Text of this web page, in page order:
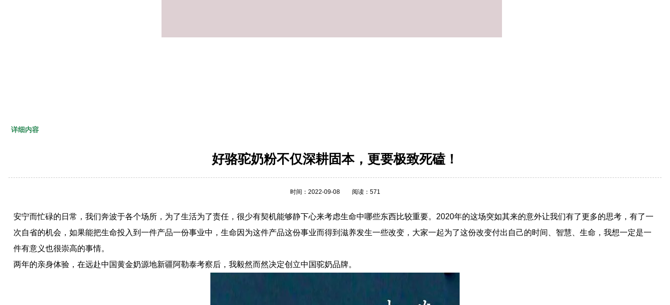
详细内容
好骆驼奶粉不仅深耕固本，更要极致死磕！
时间：2022-09-08 阅读：571
安宁而忙碌的日常，我们奔波于各个场所，为了生活为了责任，很少有契机能够静下心来考虑生命中哪些东西比较重要。2020年的这场突如其来的意外让我们有了更多的思考，有了一
次自省的机会，如果能把生命投入到一件产品一份事业中，生命因为这件产品这份事业而得到滋养发生一些改变，大家一起为了这份改变付出自己的时间、智慧、生命，我想一定是一
件有意义也很崇高的事情。
两年的亲身体验，在远赴中国黄金奶源地新疆阿勒泰考察后，我毅然而然决定创立中国驼奶品牌。